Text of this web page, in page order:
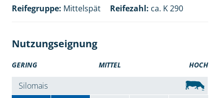
Reifegruppe: Mittelspät Reifezahl: ca. K 290
Nutzungseignung
GERING MITTEL HOCH
Silomais